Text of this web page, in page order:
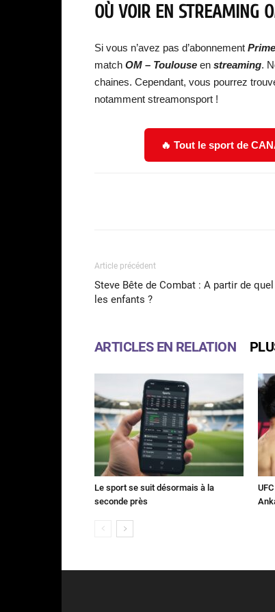
OÙ VOIR EN STREAMING
Si vous n’avez pas d’abonnement
match OM – Toulouse en streaming.
chaines. Cependant, vous pourrez
notamment streamonsport !
🔥 Tout le sport de
Article précédent
Steve Bête de Combat : A partir de
les enfants ?
ARTICLES EN RELATION
Le sport se suit désormais à la
seconde près